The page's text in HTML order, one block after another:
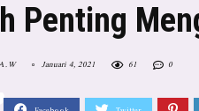
Penting
Januari 4, 2021 61 0